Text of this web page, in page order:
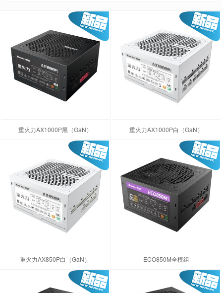
重火力AX1000P黑（GaN） 重火力AX1000P白（GaN）
重火力AX850P白（GaN） ECO850M全模组